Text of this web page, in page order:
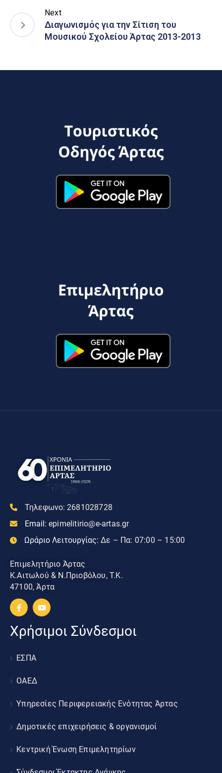
Next
Διαγωνισμός για την Σίτιση του
Μουσικού Σχολείου Άρτας 2013-2013
Τηλεφωνο: 2681028728
Email: epimelitirio@e-artas.gr
Ωράριο Λειτουργίας: Δε – Πα: 07:00 – 15:00
Επιμελητήριο Άρτας
Κ.Αιτωλού & Ν.Πριοβόλου, Τ.Κ.
47100, Άρτα
Χρήσιμοι Σύνδεσμοι
ΕΣΠΑ
ΟΑΕΔ
Υπηρεσίες Περιφερειακής Ενότητας Άρτας
Δημοτικές επιχειρήσεις & οργανισμοί
Κεντρική Ένωση Επιμελητηρίων